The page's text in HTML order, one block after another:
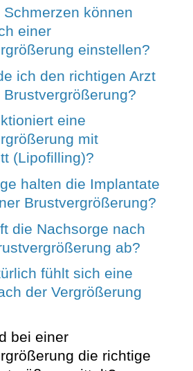
können
einer
einstellen?
ich den richtigen Arzt
Brustvergrößerung?
eine
mit
(Lipofilling)?
halten die Implantate
Brustvergrößerung?
die Nachsorge nach
ab?
fühlt sich eine
der Vergrößerung
bei einer
die richtige